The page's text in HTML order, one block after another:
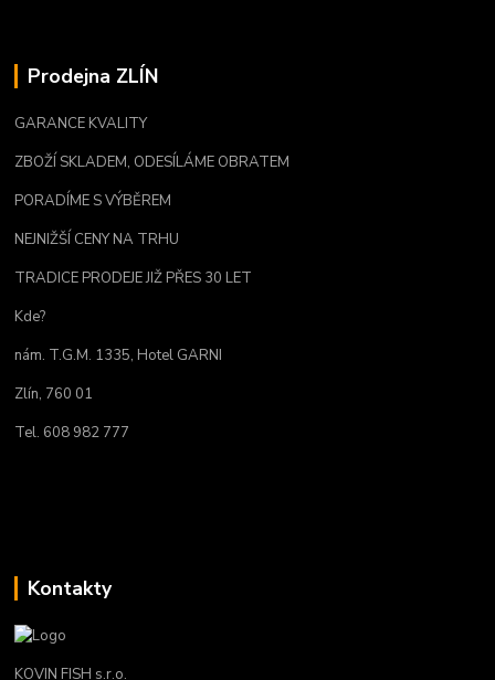
Prodejna ZLÍN
GARANCE KVALITY
ZBOŽÍ SKLADEM, ODESÍLÁME OBRATEM
PORADÍME S VÝBĚREM
NEJNIŽŠÍ CENY NA TRHU
TRADICE PRODEJE JIŽ PŘES 30 LET
Kde?
nám. T.G.M. 1335, Hotel GARNI
Zlín, 760 01
Tel. 608 982 777
Kontakty
KOVIN FISH s.r.o.